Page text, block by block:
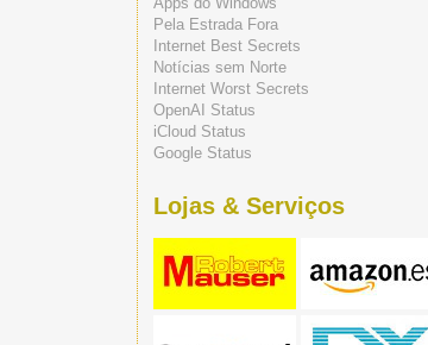
Pela Estrada Fora
Internet Best Secrets
Notícias sem Norte
Internet Worst Secrets
OpenAI Status
iCloud Status
Google Status
Lojas & Serviços